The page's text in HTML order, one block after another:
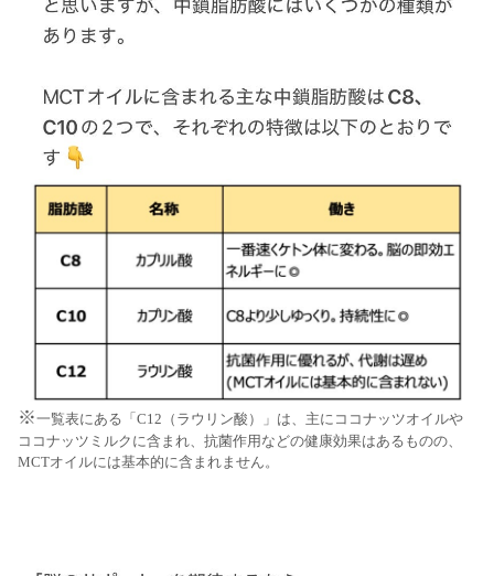
※一覧表にある「C12（ラウリン酸）」は、主にココナッツオイルや
ココナッツミルクに含まれ、抗菌作用などの健康効果はあるものの、
MCTオイルには基本的に含まれません。